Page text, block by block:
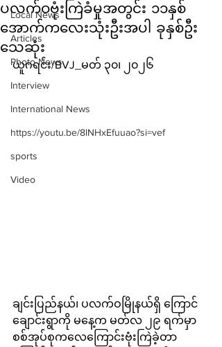
Local News
Articles
Photo News
Interview
International News
https://youtu.be/8lNHxEfuuao?si=vef
sports
Video
ပလက်ဝဗုံးကြဲခံမှုအတွင်း ၁၁နှစ်
အောက်ကလေးသုံးဦးအပါ ခုနှစ်ဦး
သေဆုံး
ယူဂရင်း/BVJ_မတ် ၃၀၊ ၂၀၂၆
ချင်းပြည်နယ်၊ ပလက်ဝမြိုနယ်ရှိ ကြောင်
ချောင်းရွာကို မနေ့က မတ်လ ၂၉ ရက်မှာ
စစ်အုပ်စုကလေကြောင်းဗုံးကြဲခဲ့တာ